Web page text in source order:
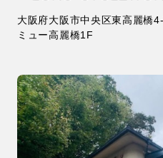
大阪府大阪市中央区東高麗橋
ミュー高麗橋1F